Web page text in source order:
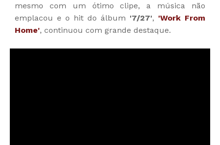
mesmo com um ótimo clipe, a música não
emplacou e o hit do álbum '7/27', 'Work From
Home', continuou com grande destaque.